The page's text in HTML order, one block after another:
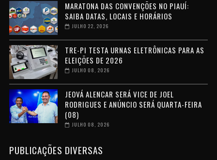
MARATONA DAS CONVENÇÕES NO PIAUÍ:
SAIBA DATAS, LOCAIS E HORÁRIOS
JULHO 22, 2026
TRE-PI TESTA URNAS ELETRÔNICAS PARA AS
ELEIÇÕES DE 2026
JULHO 08, 2026
JEOVÁ ALENCAR SERÁ VICE DE JOEL
RODRIGUES E ANÚNCIO SERÁ QUARTA-FEIRA
(08)
JULHO 08, 2026
PUBLICAÇÕES DIVERSAS